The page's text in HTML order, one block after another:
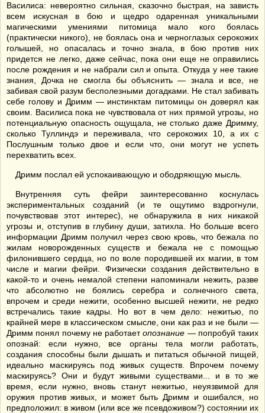
Василиса: невероятно сильная, сказочно быстрая, на зависть
всем искусная в бою и щедро одаренная уникальными
магическими умениями питомица мало кого боялась
(практически никого), не боялась она и черноглазых серокожих
голышей, но опасалась и точно знала, в бою против них
придется не легко, даже сейчас, пока они еще не оправились
после рождения и не набрали сил и опыта. Откуда у нее такие
знания, Дочка не смогла бы объяснить — знала и все, не
забивая свой разум бесполезными догадками. Не стал забивать
себе голову и Дримм — инстинктам питомицы он доверял как
своим. Василиса пока не чувствовала от них прямой угрозы, но
потенциальную опасность ощущала, не столько даже Дримму,
сколько Туллиндэ и переживала, что серокожих 10, а их с
Послушным только двое и если что, они могут не успеть
перехватить всех.
Дримм послал ей успокаивающую и ободряющую мысль.
Внутренняя суть фейри заинтересованно коснулась
экспериментальных созданий (и те ощутимо вздрогнули,
почувствовав этот интерес), не обнаружила в них никакой
угрозы и, отступив в глубину души, затихла. Но больше всего
информации Дримм получил через свою кровь, что бежала по
жилам новорожденных существ и бежала не с помощью
филонившего сердца, но по воле породившей их магии, в том
числе и магии фейри. Физически создания действительно в
какой-то и очень немалой степени напоминали нежить, разве
что абсолютно не боялись серебра и солнечного света,
впрочем и среди нежити, особенно высшей нежити, не редко
встречались такие кадры. Но вот в чем дело: нежитью, по
крайней мере в классическом смысле, они как раз и не были —
Дримм понял почему не работаетопознание — попробуй таких
опознай: если нужно, все органы тела могли работать,
создания способны были дышать и питаться обычной пищей,
идеально маскируясь под живых существ. Впрочем почему
маскируясь? Они и будут живыми существами... и в то же
время, если нужно, вновь станут нежитью, неуязвимой для
оружия против живых, и может быть Дримм и ошибался, но
предположил: в живом (или все же псевдоживом?) состоянии их